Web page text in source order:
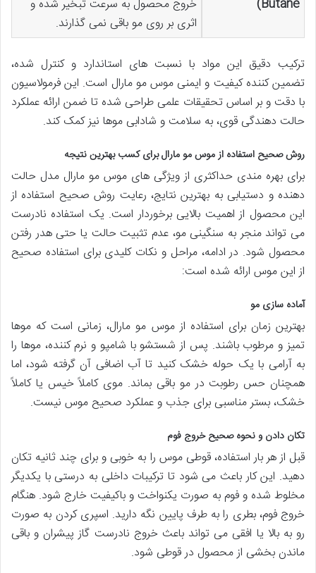
Butane)
خروج محصول به سرعت تبخیر شده و
اثری بر روی مو باقی نمی گذارند.
ترکیب دقیق این مواد با نسبت های استاندارد و کنترل شده،
تضمین کننده کیفیت و ایمنی موس مو مارال است. این فرمولاسیون
با دقت و بر اساس تحقیقات علمی طراحی شده تا ضمن ارائه عملکرد
حالت دهندگی قوی، به سلامت و شادابی موها نیز کمک کند.
روش صحیح استفاده از موس مو مارال برای کسب بهترین نتیجه
برای بهره مندی حداکثری از ویژگی های موس مو مارال مدل حالت
دهنده و دستیابی به بهترین نتایج، رعایت روش صحیح استفاده از
این محصول از اهمیت بالایی برخوردار است. یک استفاده نادرست
می تواند منجر به سنگینی مو، عدم تثبیت حالت یا حتی هدر رفتن
محصول شود. در ادامه، مراحل و نکات کلیدی برای استفاده صحیح
از این موس ارائه شده است:
آماده سازی مو
بهترین زمان برای استفاده از موس مو مارال، زمانی است که موها
تمیز و مرطوب باشند. پس از شستشو با شامپو و نرم کننده، موها را
به آرامی با یک حوله خشک کنید تا آب اضافی آن گرفته شود، اما
همچنان حس رطوبت در مو باقی بماند. موی کاملاً خیس یا کاملاً
خشک، بستر مناسبی برای جذب و عملکرد صحیح موس نیست.
تکان دادن و نحوه صحیح خروج فوم
قبل از هر بار استفاده، قوطی موس را به خوبی و برای چند ثانیه تکان
دهید. این کار باعث می شود تا ترکیبات داخلی به درستی با یکدیگر
مخلوط شده و فوم به صورت یکنواخت و باکیفیت خارج شود. هنگام
خروج فوم، بطری را به طرف پایین نگه دارید. اسپری کردن به صورت
رو به بالا یا افقی می تواند باعث خروج نادرست گاز پیشران و باقی
ماندن بخشی از محصول در قوطی شود.